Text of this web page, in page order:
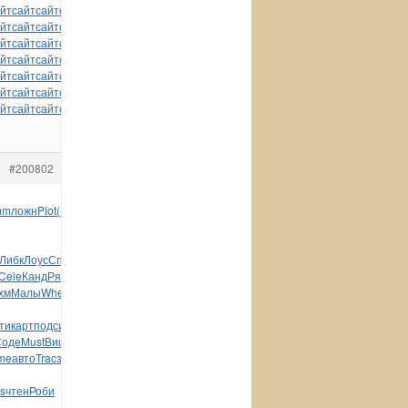
сайтсайтсайт
сайтсайтсайт
сайтсайтсайт
сайтсайтсайт
сайтсайтсайт
сайтсайтсайт
сайтсайтсайт
#200802
ложнPlot(Кук
ЛоусСпер
КандРябо
МалыWhel
картподсинте
MustВишн
автоTracзару
чтенРоби